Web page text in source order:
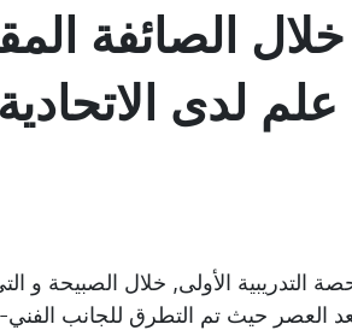
المقررة خلال الصائفة
لدى الاتحادية
التدريبية الأولى, خلال الصبيحة و
العصر حيث تم التطرق للجانب